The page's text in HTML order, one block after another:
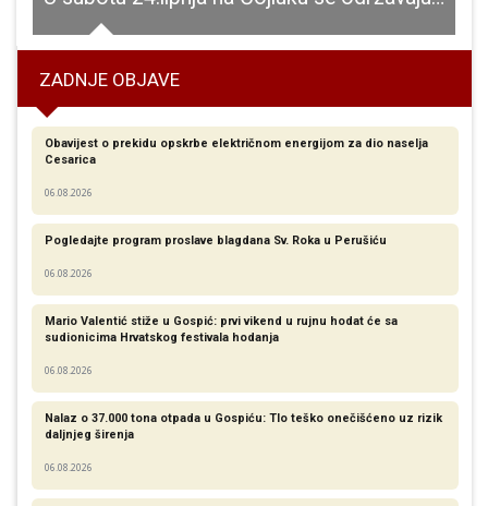
ZADNJE OBJAVE
Obavijest o prekidu opskrbe električnom energijom za dio naselja
Cesarica
06.08.2026
Pogledajte program proslave blagdana Sv. Roka u Perušiću
06.08.2026
Mario Valentić stiže u Gospić: prvi vikend u rujnu hodat će sa
sudionicima Hrvatskog festivala hodanja
06.08.2026
Nalaz o 37.000 tona otpada u Gospiću: Tlo teško onečišćeno uz rizik
daljnjeg širenja
06.08.2026